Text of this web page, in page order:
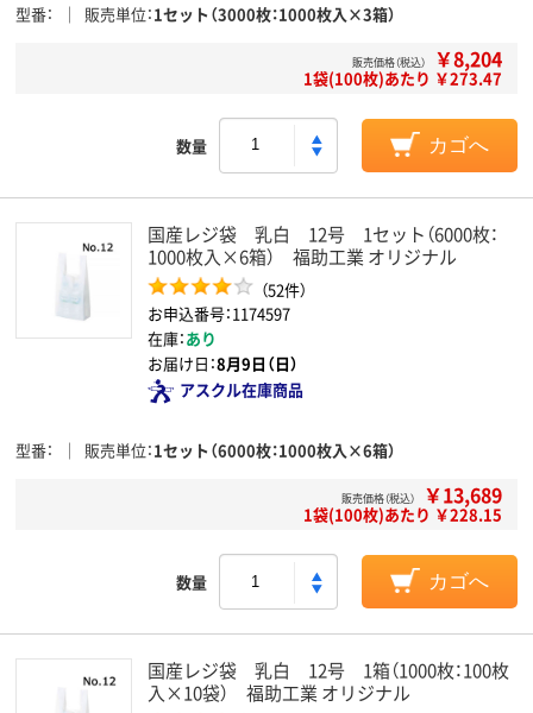
型番 販売単位 1セット（3000枚：1000枚入×3箱）
販売価格（税込） ￥8,204
1袋(100枚)あたり ￥273.47
数量 カゴへ
国産レジ袋 乳白 12号 1セット（6000枚：
1000枚入×6箱） 福助工業 オリジナル
（52件）
お申込番号：1174597
在庫：あり
お届け日：8月9日（日）
アスクル在庫商品
型番 販売単位 1セット（6000枚：1000枚入×6箱）
販売価格（税込） ￥13,689
1袋(100枚)あたり ￥228.15
数量 カゴへ
国産レジ袋 乳白 12号 1箱（1000枚：100枚
入×10袋） 福助工業 オリジナル